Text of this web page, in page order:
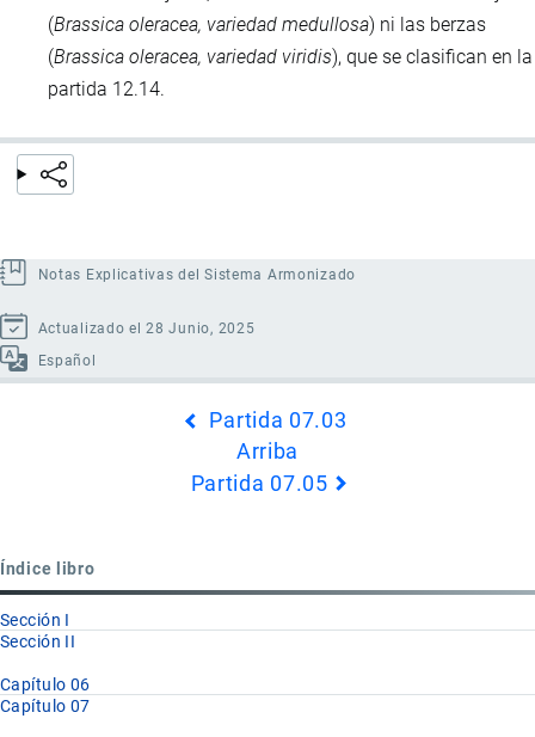
(Brassica oleracea, variedad medullosa) ni las berzas
(Brassica oleracea, variedad viridis), que se clasifican en la
partida 12.14.
Notas Explicativas del Sistema Armonizado
Actualizado el 28 Junio, 2025
Español
07.04
Partida 07.03
Arriba
Partida 07.05
Índice libro
Sección I
Sección II
Capítulo 06
Capítulo 07